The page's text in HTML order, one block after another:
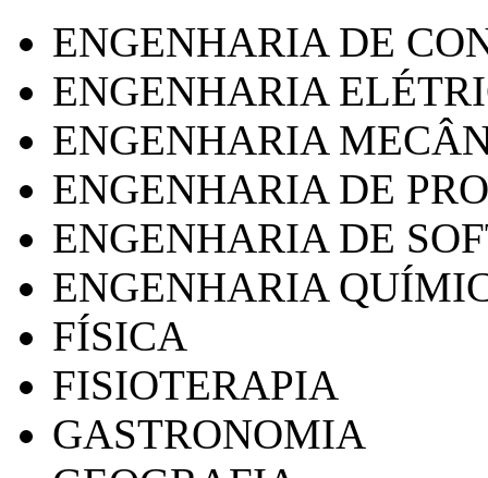
ENGENHARIA DE
ENGENHARIA
ENGENHARIA
ENGENHARIA DE
ENGENHARIA DE
ENGENHARIA
FÍSICA
FISIOTERAPIA
GASTRONOMIA